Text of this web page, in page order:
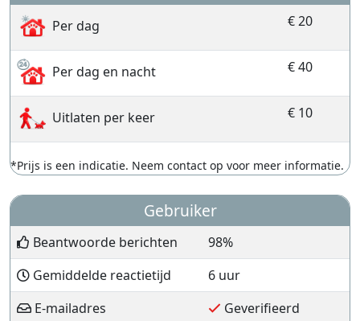
Per dag € 20
Per dag en nacht € 40
Uitlaten per keer € 10
*Prijs is een indicatie. Neem contact op voor meer informatie.
Gebruiker
Beantwoorde berichten
98%
Gemiddelde reactietijd
6 uur
E-mailadres
Geverifieerd